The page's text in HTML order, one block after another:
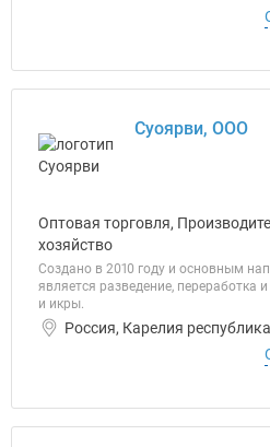
Суоярви, ООО
Оптовая торговля,
хозяйство
Создано в 2010 году и основным
является разведение,
и икры.
Россия, Карелия